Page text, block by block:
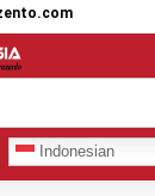
Indonesian